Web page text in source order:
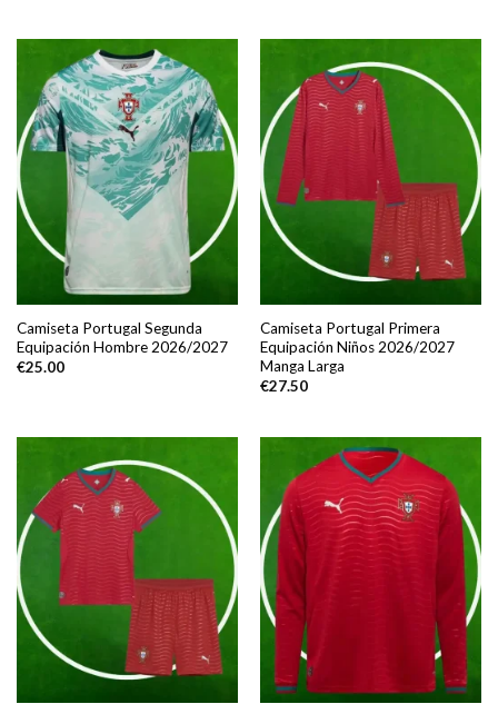
Camiseta Portugal Segunda
Equipación Hombre 2026/2027
€25.00
Camiseta Portugal Primera
Equipación Niños 2026/2027
Manga Larga
€27.50